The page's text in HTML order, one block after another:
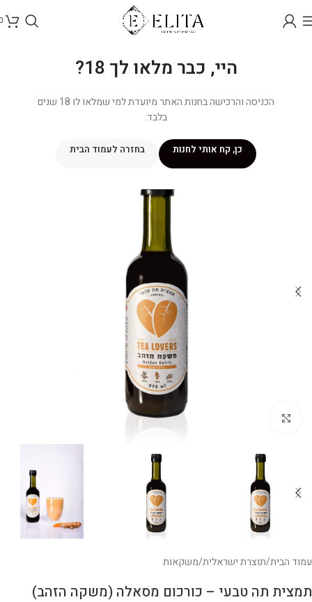
היי, כבר מלאו לך 18?
הכניסה והרכישה בחנות האתר מיועדת למי שמלאו לו 18 שנים
בלבד.
כן, קח אותי לחנות בחזרה לעמוד הבית
עמוד הבית/תוצרת ישראלית/משקאות
תמצית תה טבעי – כורכום מסאלה (משקה הזהב)